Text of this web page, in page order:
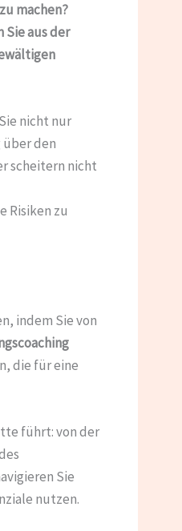
machen?
Sie aus der
nicht nur
den
scheitern nicht
Risiken zu
indem Sie von
die für eine
führt: von der
Sie
nutzen.